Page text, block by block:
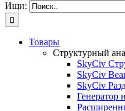
Ищи:
Товары
Структурный
SkyCiv
SkyCiv
SkyCiv
Генератор